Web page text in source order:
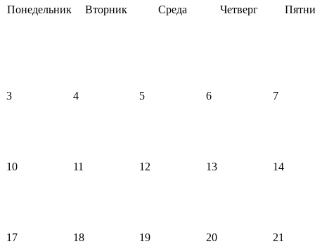
Понедельник Вторник Среда Четверг
3 4 5 6 7
10 11 12 13 14
17 18 19 20 21